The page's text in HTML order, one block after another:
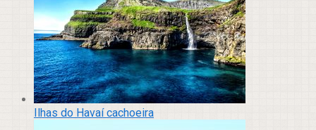
Ilhas do Havaí cachoeira